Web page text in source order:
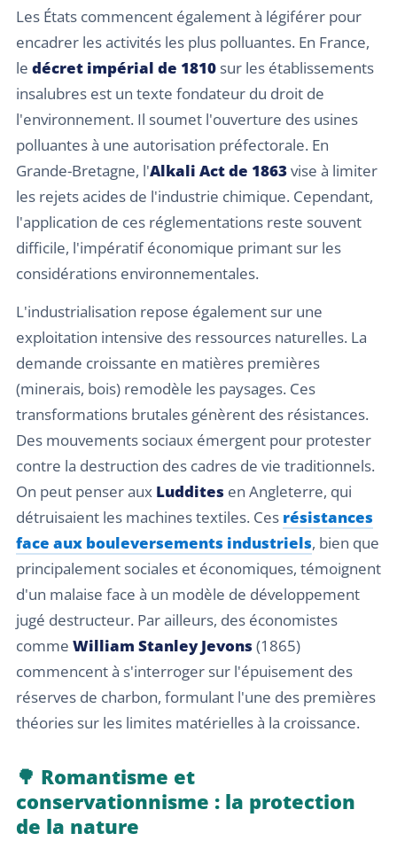
Les États commencent également à légiférer pour
encadrer les activités les plus polluantes. En France,
le décret impérial de 1810 sur les établissements
insalubres est un texte fondateur du droit de
l'environnement. Il soumet l'ouverture des usines
polluantes à une autorisation préfectorale. En
Grande-Bretagne, l'Alkali Act de 1863vise à limiter
les rejets acides de l'industrie chimique. Cependant,
l'application de ces réglementations reste souvent
difficile, l'impératif économique primant sur les
considérations environnementales.
L'industrialisation repose également sur une
exploitation intensive des ressources naturelles. La
demande croissante en matières premières
(minerais, bois) remodèle les paysages. Ces
transformations brutales génèrent des résistances.
Des mouvements sociaux émergent pour protester
contre la destruction des cadres de vie traditionnels.
On peut penser aux Luddites en Angleterre, qui
détruisaient les machines textiles. Ces résistances
face aux bouleversements industriels, bien que
principalement sociales et économiques, témoignent
d'un malaise face à un modèle de développement
jugé destructeur. Par ailleurs, des économistes
comme William Stanley Jevons (1865)
commencent à s'interroger sur l'épuisement des
réserves de charbon, formulant l'une des premières
théories sur les limites matérielles à la croissance.
🌳 Romantisme et
conservationnisme : la protection
de la nature